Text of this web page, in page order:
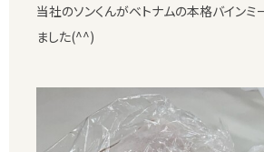
当社のソンくんがベトナムの本格バインミ
ました(^^)